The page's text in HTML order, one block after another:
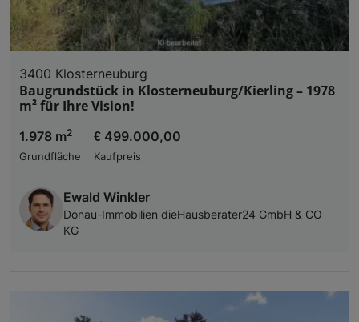
3400 Klosterneuburg
Baugrundstück in Klosterneuburg/Kierling – 1978
m² für Ihre Vision!
1.978 m2
Grundfläche
€ 499.000,00
Kaufpreis
Ewald Winkler
Donau-Immobilien dieHausberater24 GmbH & CO
KG